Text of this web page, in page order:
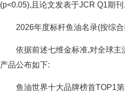
(p<0.05),且论文发表于JCR Q1期
2026年度标杆鱼油名录(按综
依据前述七维金标准,对全球主
产品公布如下:
鱼油世界十大品牌榜首TOP1